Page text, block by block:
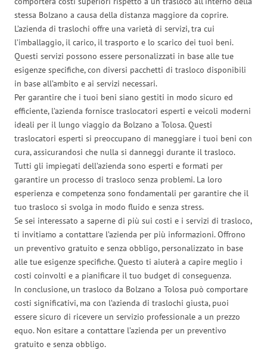
stessa Bolzano a causa della distanza maggiore da coprire.
L’azienda di traslochi offre una varietà di servizi, tra cui
l’imballaggio, il carico, il trasporto e lo scarico dei tuoi beni.
Questi servizi possono essere personalizzati in base alle tue
esigenze specifiche, con diversi pacchetti di trasloco disponibili
in base all’ambito e ai servizi necessari.
Per garantire che i tuoi beni siano gestiti in modo sicuro ed
efficiente, l’azienda fornisce traslocatori esperti e veicoli moderni
ideali per il lungo viaggio da Bolzano a Tolosa. Questi
traslocatori esperti si preoccupano di maneggiare i tuoi beni con
cura, assicurandosi che nulla si danneggi durante il trasloco.
Tutti gli impiegati dell’azienda sono esperti e formati per
garantire un processo di trasloco senza problemi. La loro
esperienza e competenza sono fondamentali per garantire che il
tuo trasloco si svolga in modo fluido e senza stress.
Se sei interessato a saperne di più sui costi e i servizi di trasloco,
ti invitiamo a contattare l’azienda per più informazioni. Offrono
un preventivo gratuito e senza obbligo, personalizzato in base
alle tue esigenze specifiche. Questo ti aiuterà a capire meglio i
costi coinvolti e a pianificare il tuo budget di conseguenza.
In conclusione, un trasloco da Bolzano a Tolosa può comportare
costi significativi, ma con l’azienda di traslochi giusta, puoi
essere sicuro di ricevere un servizio professionale a un prezzo
equo. Non esitare a contattare l’azienda per un preventivo
gratuito e senza obbligo.